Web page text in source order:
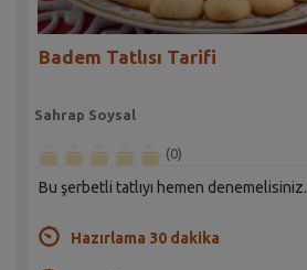
Badem Tatlısı Tarifi
Sahrap Soysal
(0)
Bu şerbetli tatlıyı hemen denemelisiniz.
Hazırlama 30 dakika